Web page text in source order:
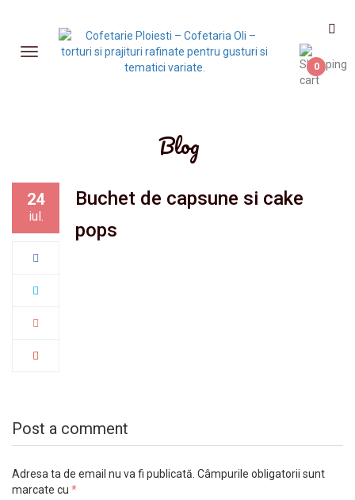
0
Blog
24
iul.
Buchet de capsune si cake
pops
Post a comment
Adresa ta de email nu va fi publicată. Câmpurile obligatorii sunt
marcate cu *